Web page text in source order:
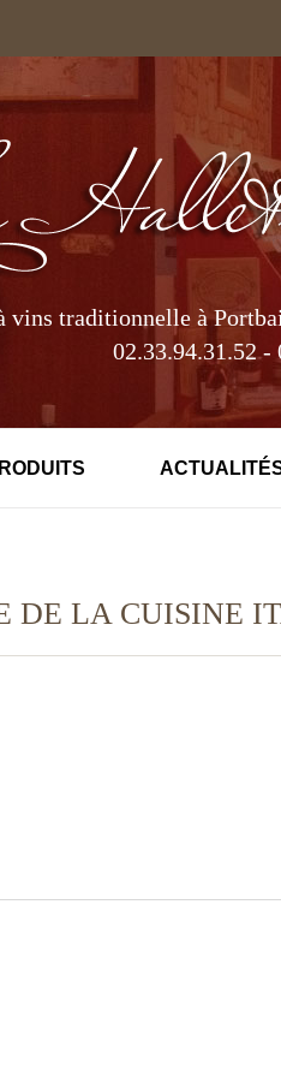
vins traditionnelle à
02.33.94.31.52 -
DE LA CUISINE